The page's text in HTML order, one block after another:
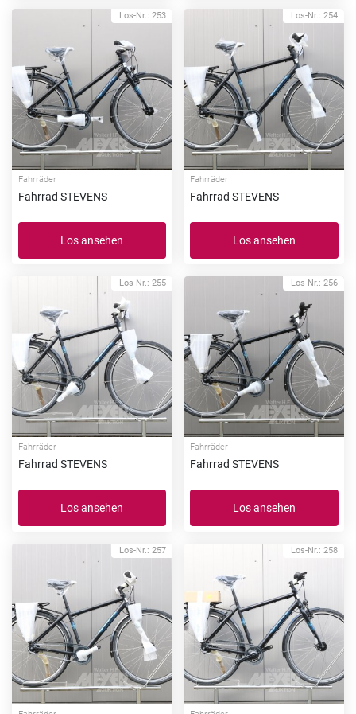
Los-Nr.: 253
Fahrräder
Fahrrad STEVENS
Los ansehen
Los-Nr.: 254
Fahrräder
Fahrrad STEVENS
Los ansehen
Los-Nr.: 255
Fahrräder
Fahrrad STEVENS
Los ansehen
Los-Nr.: 256
Fahrräder
Fahrrad STEVENS
Los ansehen
Los-Nr.: 257 Los-Nr.: 258